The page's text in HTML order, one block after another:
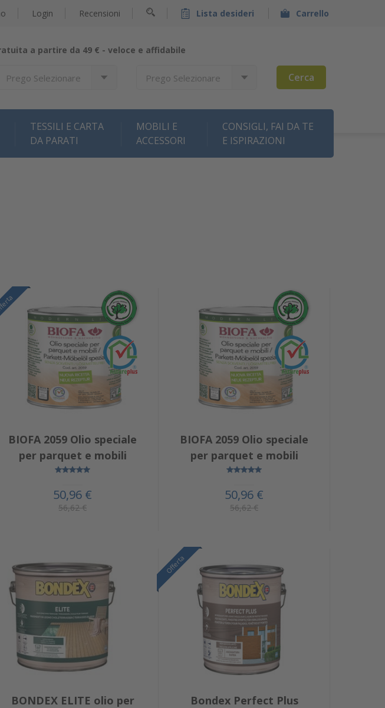
Login Recensioni Lista desideri Carrello
a partire da 49 € - veloce e affidabile
Prego Selezionare Prego Selezionare Cerca
TESSILI E CARTA
DA PARATI
MOBILI E
ACCESSORI
CONSIGLI, FAI DA TE
E ISPIRAZIONI
BIOFA 2059 Olio speciale
per parquet e mobili
50,96 €
56,62 €
BIOFA 2059 Olio speciale
per parquet e mobili
50,96 €
56,62 €
BONDEX ELITE olio per
Offerta
Offerta
Bondex Perfect Plus